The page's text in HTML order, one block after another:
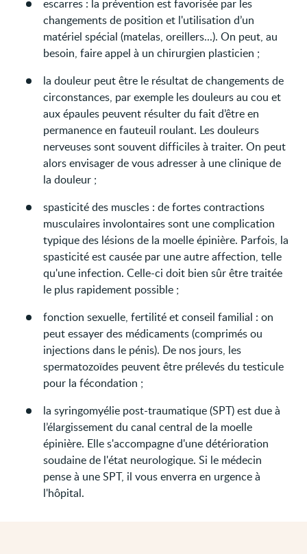
escarres : la prévention est favorisée par les
changements de position et l'utilisation d’un
matériel spécial (matelas, oreillers...). On peut, au
besoin, faire appel à un chirurgien plasticien ;
la douleur peut être le résultat de changements de
circonstances, par exemple les douleurs au cou et
aux épaules peuvent résulter du fait d’être en
permanence en fauteuil roulant. Les douleurs
nerveuses sont souvent difficiles à traiter. On peut
alors envisager de vous adresser à une clinique de
la douleur ;
spasticité des muscles : de fortes contractions
musculaires involontaires sont une complication
typique des lésions de la moelle épinière. Parfois, la
spasticité est causée par une autre affection, telle
qu'une infection. Celle-ci doit bien sûr être traitée
le plus rapidement possible ;
fonction sexuelle, fertilité et conseil familial : on
peut essayer des médicaments (comprimés ou
injections dans le pénis). De nos jours, les
spermatozoïdes peuvent être prélevés du testicule
pour la fécondation ;
la syringomyélie post-traumatique (SPT) est due à
l’élargissement du canal central de la moelle
épinière. Elle s'accompagne d'une détérioration
soudaine de l'état neurologique. Si le médecin
pense à une SPT, il vous enverra en urgence à
l'hôpital.